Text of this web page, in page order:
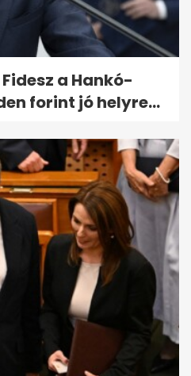
a Hankó-
forint jó helyre...